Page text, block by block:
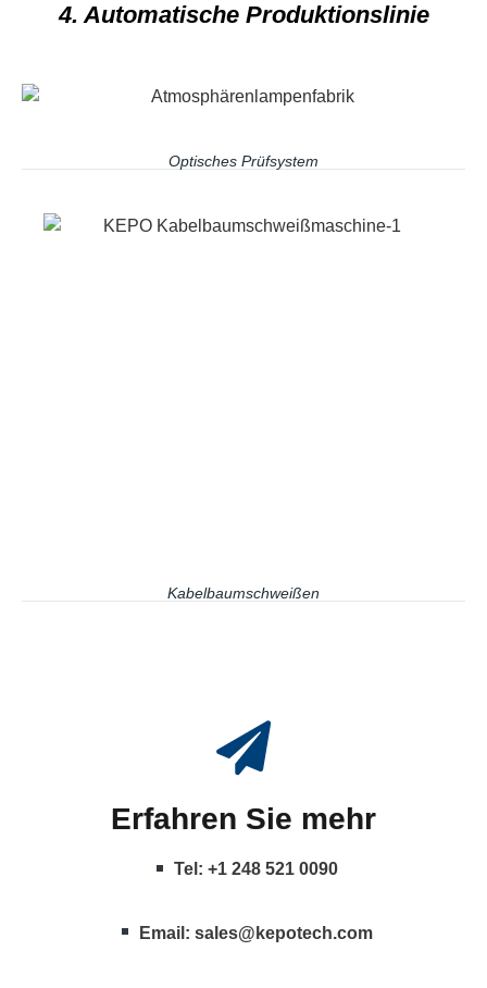
4. Automatische Produktionslinie
Optisches Prüfsystem
Kabelbaumschweißen
Erfahren Sie mehr
Tel: +1 248 521 0090
Email: sales@kepotech.com